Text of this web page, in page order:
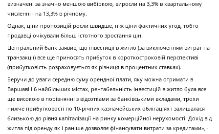
визначені за значно меншою вибіркою, виросли на 3,3% в квартальному
численні і на 13,3% в річному.
Однак, ціни пропозицій росли швидше, ніж ціни фактичних угод, тобто
продавці очікували більш істотного зростання цін.
Центральний банк заявив, що інвестиції в житло (за виключенням витрат на
транзакції) все ще приносять прибуток в короткостроковій перспективі
(прибутковість розраховується як різниця в процентних ставках).
Беручи до уваги середню суму орендної плати, яку можна отримати в
Варшаві і 6 найбільших містах, рентабельність інвестицій в житло була все
ще високою в порівнянні з відсотками за банківськими вкладами, трохи
нижче прибутковості по 10-річних казначейських облігаціях і залишалася
близькою до рівня капіталізації на ринку комерційної нерухомості. Дохід від
житла під оренду як і раніше дозволяє фінансувати витрати за кредитами», -